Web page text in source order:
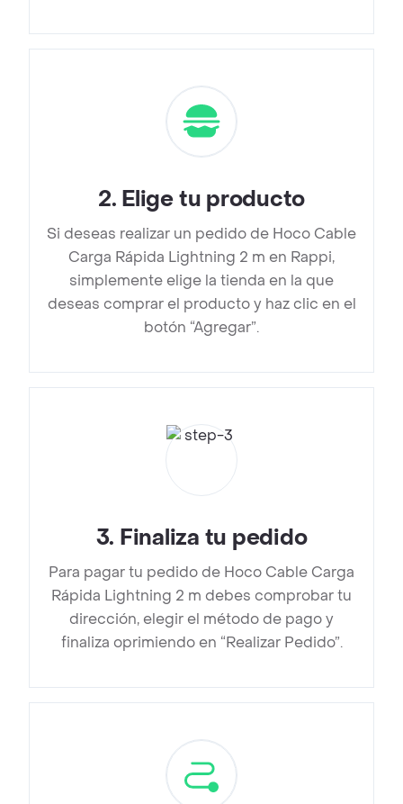
2. Elige tu producto
Si deseas realizar un pedido de Hoco Cable
Carga Rápida Lightning 2 m en Rappi,
simplemente elige la tienda en la que
deseas comprar el producto y haz clic en el
botón “Agregar”.
3. Finaliza tu pedido
Para pagar tu pedido de Hoco Cable Carga
Rápida Lightning 2 m debes comprobar tu
dirección, elegir el método de pago y
finaliza oprimiendo en “Realizar Pedido”.